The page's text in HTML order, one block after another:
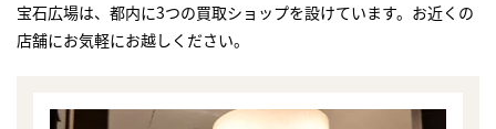
宝石広場は、都内に3つの買取ショップを設けています。お近くの
店舗にお気軽にお越しください。